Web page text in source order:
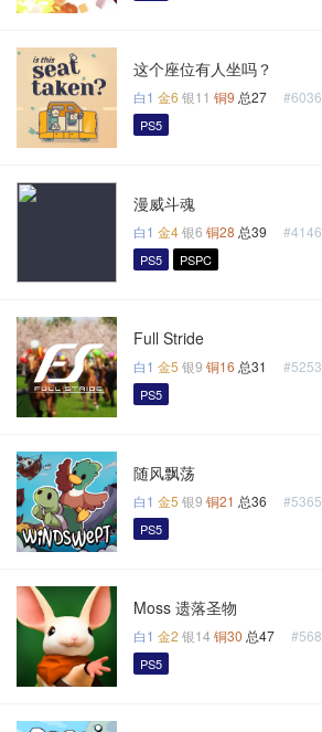
这个座位有人坐吗？
白1 金6 银11 铜9 总27
PS5
漫威斗魂
白1 金4银6 铜28 总39
PS5 PSPC
Full Stride
白1 金5 银9 铜16 总31
PS5
随风飘荡
白1 金5 银9 铜21 总36
PS5
Moss 遗落圣物
白1 金2 银14 铜30 总47
PS5